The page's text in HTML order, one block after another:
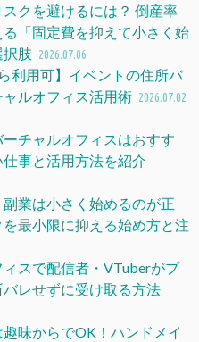
クを避けるには？ 倒産率
「固定費を抑えて小さく始
肢 2026.07.06
利用可】イベントの住所バ
ルオフィス活用術 2026.07.02
チャルオフィスはおすす
事と活用方法を紹介
副業は小さく始めるのが正
最小限に抑える始め方と注
スで配信者・VTuberがプ
レせずに受け取る方法
味からでOK！ハンドメイ